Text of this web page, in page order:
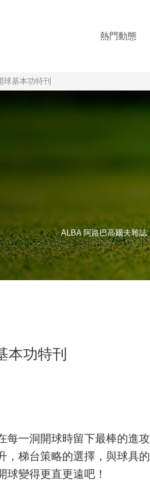
熱門動態
球基本功特刊
ALBA 阿路巴高爾夫雜誌
本功特刊
每一洞開球時留下最棒的進
，梯台策略的選擇，與球具
球變得更直更遠吧！